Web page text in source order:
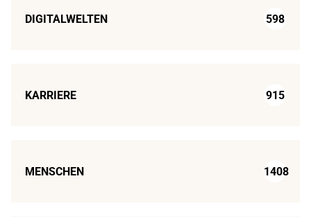
DIGITALWELTEN 598
KARRIERE 915
MENSCHEN 1408